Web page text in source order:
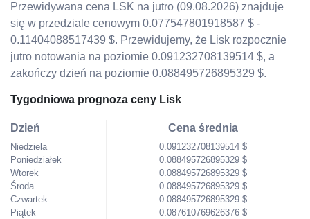
Przewidywana cena LSK na jutro (09.08.2026) znajduje
się w przedziale cenowym 0.077547801918587 $ -
0.11404088517439 $. Przewidujemy, że Lisk rozpocznie
jutro notowania na poziomie 0.091232708139514 $, a
zakończy dzień na poziomie 0.088495726895329 $.
Tygodniowa prognoza ceny Lisk
Dzień
Niedziela
Poniedziałek
Wtorek
Środa
Czwartek
Piątek
Cena średnia
0.091232708139514 $
0.088495726895329 $
0.088495726895329 $
0.088495726895329 $
0.088495726895329 $
0.087610769626376 $